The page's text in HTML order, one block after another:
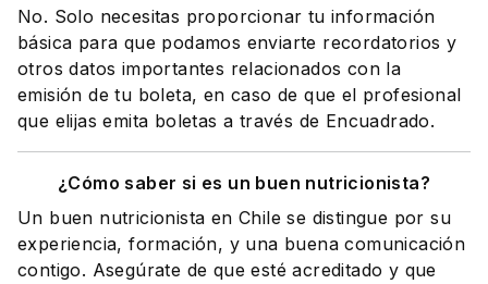
No. Solo necesitas proporcionar tu información
básica para que podamos enviarte recordatorios y
otros datos importantes relacionados con la
emisión de tu boleta, en caso de que el profesional
que elijas emita boletas a través de Encuadrado.
¿Cómo saber si es un buen nutricionista?
Un buen nutricionista en Chile se distingue por su
experiencia, formación, y una buena comunicación
contigo. Asegúrate de que esté acreditado y que